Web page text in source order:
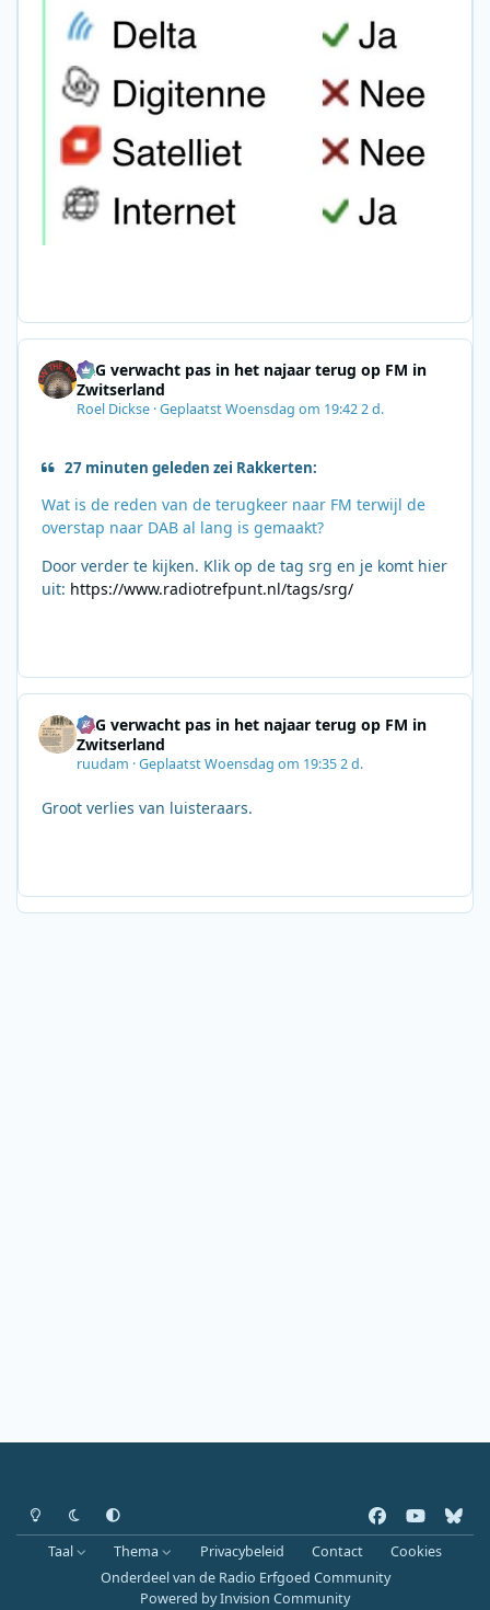
SRG verwacht pas in het najaar terug op FM in
Zwitserland
Roel Dickse ·GeplaatstWoensdag om 19:422 d.
27 minuten geleden zei Rakkerten:
Wat is de reden van de terugkeer naar FM terwijl de
overstap naar DAB al lang is gemaakt?
Door verder te kijken. Klik op de tag srg en je komt hier
uit: https://www.radiotrefpunt.nl/tags/srg/
SRG verwacht pas in het najaar terug op FM in
Zwitserland
ruudam ·GeplaatstWoensdag om 19:352 d.
Groot verlies van luisteraars.
Heldere modus
Donkere modus
Systeemvoorkeur
a
c
e
o
u
b
l
u
Taal Thema Privacybeleid Contact
Cookies
Onderdeel van de Radio Erfgoed Community
Powered byInvision Community